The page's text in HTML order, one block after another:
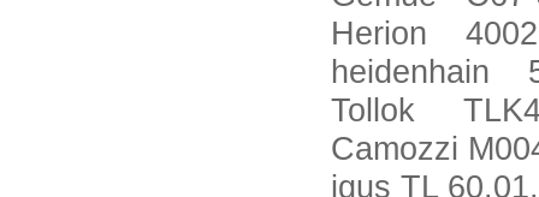
Herion
heidenhain
Tollok
Camozzi
igus TL